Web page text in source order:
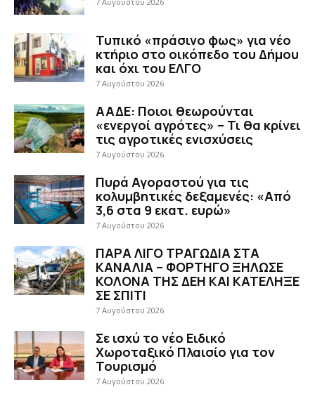
Τυπικό «πράσινο φως» για νέο
κτήριο στο οικόπεδο του Δήμου
και όχι του ΕΛΓΟ
7 Αυγούστου 2026
ΑΑΔΕ: Ποιοι θεωρούνται
«ενεργοί αγρότες» – Τι θα κρίνει
τις αγροτικές ενισχύσεις
7 Αυγούστου 2026
Πυρά Αγοραστού για τις
κολυμβητικές δεξαμενές: «Από
3,6 στα 9 εκατ. ευρώ»
7 Αυγούστου 2026
ΠΑΡΑ ΛΙΓΟ ΤΡΑΓΩΔΙΑ ΣΤΑ
ΚΑΝΑΛΙΑ – ΦΟΡΤΗΓΟ ΞΗΛΩΣΕ
ΚΟΛΟΝΑ ΤΗΣ ΔΕΗ ΚΑΙ ΚΑΤΕΛΗΞΕ
ΣΕ ΣΠΙΤΙ
7 Αυγούστου 2026
Σε ισχύ το νέο Ειδικό
Χωροταξικό Πλαισίο για τον
Τουρισμό
7 Αυγούστου 2026